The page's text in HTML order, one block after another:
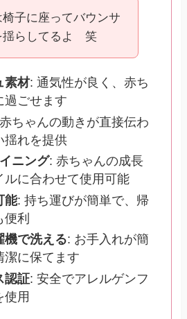
椅子に座ってバウンサ
揺らしてるよ 笑
素材: 通気性が良く、赤ち
過ごせます
ちゃんの動きが直接伝わ
揺れを提供
ニング: 赤ちゃんの成長
ルに合わせて使用可能
能: 持ち運びが簡単で、帰
利
機で洗える: お手入れが簡
潔に保てます
認証: 安全でアレルゲンフ
使用